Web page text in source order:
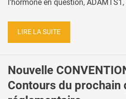
l’hormone en question,
LIRE LA SUITE
Nouvelle
Contours du prochain